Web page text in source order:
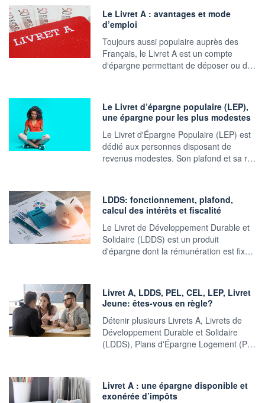
Le Livret A : avantages et mode
d’emploi
Toujours aussi populaire auprès des
Français, le Livret A est un compte
d‘épargne permettant de déposer ou d…
Le Livret d’épargne populaire (LEP),
une épargne pour les plus modestes
Le Livret d'Épargne Populaire (LEP) est
dédié aux personnes disposant de
revenus modestes. Son plafond et sa r…
LDDS: fonctionnement, plafond,
calcul des intérêts et fiscalité
Le Livret de Développement Durable et
Solidaire (LDDS) est un produit
d'épargne dont la rémunération est fix…
Livret A, LDDS, PEL, CEL, LEP, Livret
Jeune: êtes-vous en règle?
Détenir plusieurs Livrets A, Livrets de
Développement Durable et Solidaire
(LDDS), Plans d'Épargne Logement (P…
Livret A : une épargne disponible et
exonérée d’impôts